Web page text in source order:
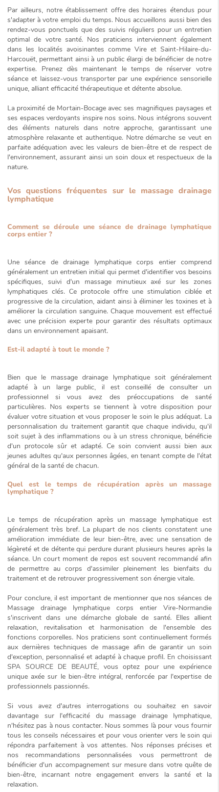
Par ailleurs, notre établissement offre des horaires étendus pour
s'adapter à votre emploi du temps. Nous accueillons aussi bien des
rendez-vous ponctuels que des suivis réguliers pour un entretien
optimal de votre santé. Nos praticiens interviennent également
dans les localités avoisinantes comme Vire et Saint-Hilaire-du-
Harcouët, permettant ainsi à un public élargi de bénéficier de notre
expertise. Prenez dès maintenant le temps de réserver votre
séance et laissez-vous transporter par une expérience sensorielle
unique, alliant efficacité thérapeutique et détente absolue.
La proximité de Mortain-Bocage avec ses magnifiques paysages et
ses espaces verdoyants inspire nos soins. Nous intégrons souvent
des éléments naturels dans notre approche, garantissant une
atmosphère relaxante et authentique. Notre démarche se veut en
parfaite adéquation avec les valeurs de bien-être et de respect de
l'environnement, assurant ainsi un soin doux et respectueux de la
nature.
Vos questions fréquentes sur le massage drainage
lymphatique
Comment se déroule une séance de drainage lymphatique
corps entier ?
Une séance de drainage lymphatique corps entier comprend
généralement un entretien initial qui permet d'identifier vos besoins
spécifiques, suivi d'un massage minutieux axé sur les zones
lymphatiques clés. Ce protocole offre une stimulation ciblée et
progressive de la circulation, aidant ainsi à éliminer les toxines et à
améliorer la circulation sanguine. Chaque mouvement est effectué
avec une précision experte pour garantir des résultats optimaux
dans un environnement apaisant.
Est-il adapté à tout le monde ?
Bien que le massage drainage lymphatique soit généralement
adapté à un large public, il est conseillé de consulter un
professionnel si vous avez des préoccupations de santé
particulières. Nos experts se tiennent à votre disposition pour
évaluer votre situation et vous proposer le soin le plus adéquat. La
personnalisation du traitement garantit que chaque individu, qu'il
soit sujet à des inflammations ou à un stress chronique, bénéficie
d'un protocole sûr et adapté. Ce soin convient aussi bien aux
jeunes adultes qu'aux personnes âgées, en tenant compte de l'état
général de la santé de chacun.
Quel est le temps de récupération après un massage
lymphatique ?
Le temps de récupération après un massage lymphatique est
généralement très bref. La plupart de nos clients constatent une
amélioration immédiate de leur bien-être, avec une sensation de
légèreté et de détente qui perdure durant plusieurs heures après la
séance. Un court moment de repos est souvent recommandé afin
de permettre au corps d'assimiler pleinement les bienfaits du
traitement et de retrouver progressivement son énergie vitale.
Pour conclure, il est important de mentionner que nos séances de
Massage drainage lymphatique corps entier Vire-Normandie
s'inscrivent dans une démarche globale de santé. Elles allient
relaxation, revitalisation et harmonisation de l'ensemble des
fonctions corporelles. Nos praticiens sont continuellement formés
aux dernières techniques de massage afin de garantir un soin
d'exception, personnalisé et adapté à chaque profil. En choisissant
SPA SOURCE DE BEAUTÉ, vous optez pour une expérience
unique axée sur le bien-être intégral, renforcée par l'expertise de
professionnels passionnés.
Si vous avez d'autres interrogations ou souhaitez en savoir
davantage sur l'efficacité du massage drainage lymphatique,
n'hésitez pas à nous contacter. Nous sommes là pour vous fournir
tous les conseils nécessaires et pour vous orienter vers le soin qui
répondra parfaitement à vos attentes. Nos réponses précises et
nos recommandations personnalisées vous permettront de
bénéficier d'un accompagnement sur mesure dans votre quête de
bien-être, incarnant notre engagement envers la santé et la
relaxation.